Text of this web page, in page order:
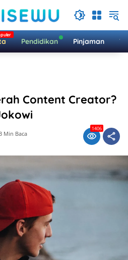
Pendidikan Pinjaman
Content Creator?
Min Baca
1406